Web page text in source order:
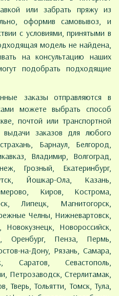
или забрать пряжу из
оформив самовывоз, и
с условиями, принятыми в
модель не найдена,
на консультацию наших
подобрать подходящие
заказы отправляются в
можете выбрать способ
почтой или транспортной
заказов для любого
Барнаул, Белгород,
Владимир, Волгоград,
Грозный, Екатеринбург,
Йошкар-Ола, Казань,
Киров, Кострома,
Липецк, Магнитогорск,
Челны, Нижневартовск,
Новороссийск,
Оренбург, Пенза, Пермь,
на-Дону, Рязань, Самара,
Саратов, Севастополь,
Петрозаводск, Стерлитамак,
Тверь, Тольятти, Томск, Тула,